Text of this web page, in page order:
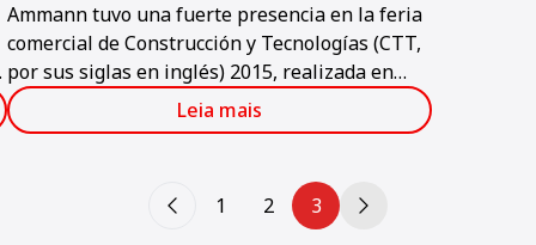
Ammann tuvo una fuerte presencia en la feria
comercial de Construcción y Tecnologías (CTT,
por sus siglas en inglés) 2015, realizada en
Moscú a principios de junio.
Leia mais
1 2 3